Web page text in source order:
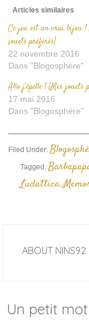
Articles similaires
Ce jeu est un vrai bijou !
jouets préférés]
22 novembre 2016
Dans "Blogosphère"
Allo j’épelle ! [Mes jouets
17 mai 2016
Dans "Blogosphère"
Filed Under:
Tagged:
Ludattica,
ABOUT NINS92
Un petit